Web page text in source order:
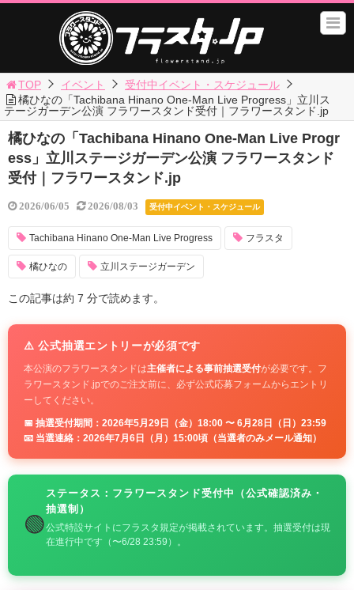
TOP イベント
受付中イベント・スケジュール
橘ひなの「Tachibana Hinano One-Man Live Progress」立川ス
テージガーデン公演 フラワースタンド受付｜フラワースタンド.jp
橘ひなの「Tachibana Hinano One-Man Live Progr
ess」立川ステージガーデン公演 フラワースタンド
受付｜フラワースタンド.jp
2026/06/05 2026/08/03 受付中イベント・スケジュール
Tachibana Hinano One-Man Live Progress フラスタ
橘ひなの 立川ステージガーデン
この記事は約 7 分で読めます。
⚠️ 公式抽選エントリーが必須です
本公演のフラワースタンドは主催者による事前抽選受付が必要です。フ
ラワースタンド.jpでのご注文前に、必ず公式応募フォームからエントリ
ーしてください。
📅 抽選受付期間：2026年5月29日（金）18:00 〜 6月28日（日）23:59
📧 当選連絡：2026年7月6日（月）15:00頃（当選者のみメール通知）
🟢
ステータス：フラワースタンド受付中（公式確認済み・
抽選制）
公式特設サイトにフラスタ規定が掲載されています。抽選受付は現
在進行中です（〜6/28 23:59）。